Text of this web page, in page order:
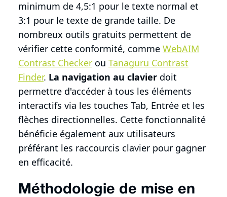
minimum de 4,5:1 pour le texte normal et
3:1 pour le texte de grande taille. De
nombreux outils gratuits permettent de
vérifier cette conformité, comme WebAIM
Contrast Checker ou Tanaguru Contrast
Finder. La navigation au clavier doit
permettre d'accéder à tous les éléments
interactifs via les touches Tab, Entrée et les
flèches directionnelles. Cette fonctionnalité
bénéficie également aux utilisateurs
préférant les raccourcis clavier pour gagner
en efficacité.
Méthodologie de mise en